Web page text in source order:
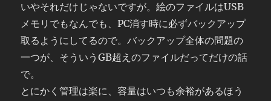
いやそれだけじゃないですが。絵のファイルはUSB
メモリでもなんでも、PC消す時に必ずバックアップ
取るようにしてるので。バックアップ全体の問題の
一つが、そういうGB超えのファイルだってだけの話
で。
とにかく管理は楽に、容量はいつも余裕があるほう